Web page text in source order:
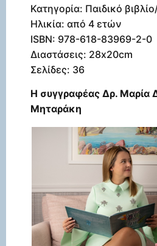
Κατηγορία: Παιδικό
Ηλικία: από 4 ετών
ISBN: 978-618-83969-2-0
Διαστάσεις: 28x20cm
Σελίδες: 36
Η συγγραφέας Δρ. Μαρία
Μηταράκη